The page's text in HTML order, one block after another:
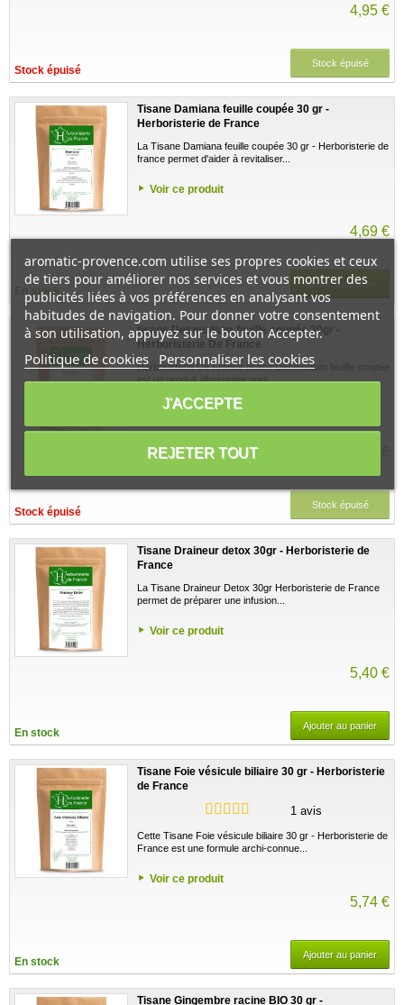
4,95 €
Stock épuisé
Stock épuisé
Tisane Damiana feuille coupée 30 gr -
Herboristerie de France
La Tisane Damiana feuille coupée 30 gr - Herboristerie de
france permet d'aider à revitaliser...
Voir ce produit
4,69 €
En stock
Ajouter au panier
tisane Desmodium feuille coupée 30gr -
Herboristerie De France
Herboristerie De France tisane Desmodium feuille coupée
est un produit alimentaire pour...
Voir ce produit
5,24 €
Stock épuisé
Stock épuisé
Tisane Draineur detox 30gr - Herboristerie de
France
La Tisane Draineur Detox 30gr Herboristerie de France
permet de préparer une infusion...
Voir ce produit
5,40 €
En stock
Ajouter au panier
Tisane Foie vésicule biliaire 30 gr - Herboristerie
de France
1 avis
Cette Tisane Foie vésicule biliaire 30 gr - Herboristerie de
France est une formule archi-connue...
Voir ce produit
5,74 €
En stock
Ajouter au panier
Tisane Gingembre racine BIO 30 gr -
aromatic-provence.com utilise ses propres cookies et ceux
de tiers pour améliorer nos services et vous montrer des
publicités liées à vos préférences en analysant vos
habitudes de navigation. Pour donner votre consentement
à son utilisation, appuyez sur le bouton Accepter.
Politique de cookies Personnaliser les cookies
REJETER TOUT
J'ACCEPTE